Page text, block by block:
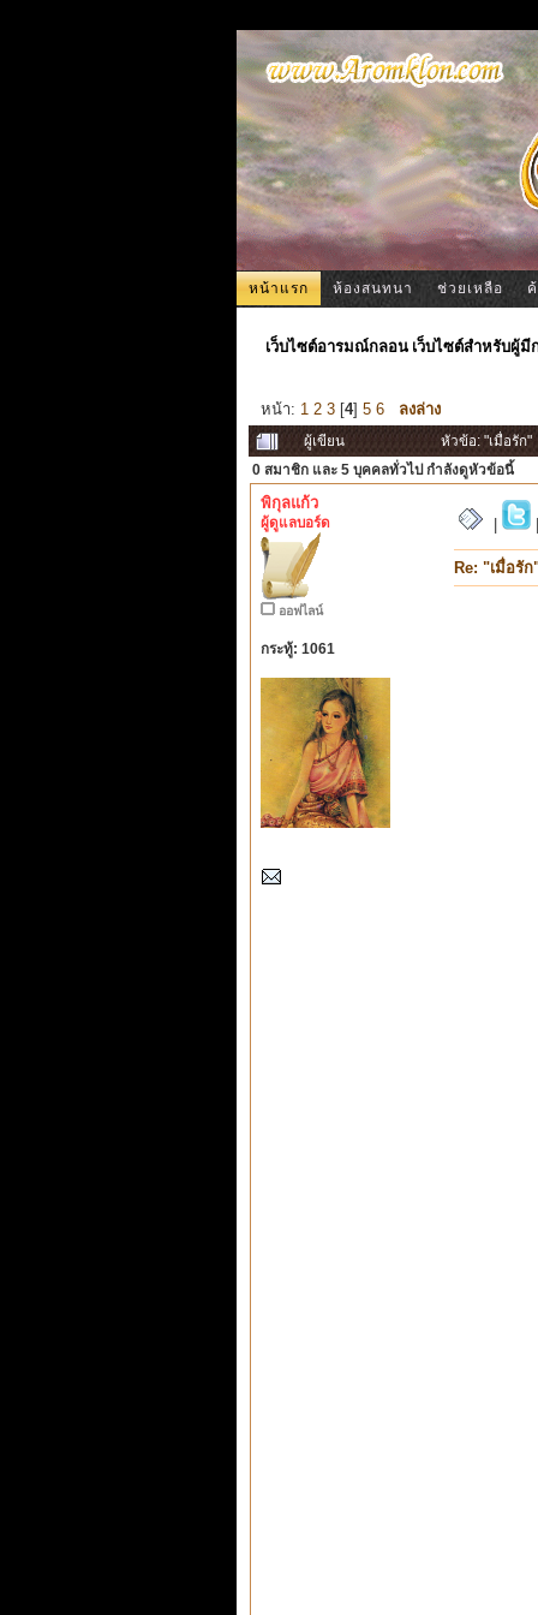
หน้าแรก ห้องสนทนา ช่วยเหลือ
เว็บไซต์อารมณ์กลอน เว็บไซต์สำหรับผู้มี
หน้า: 1 2 3 [4] 5 6 ลงล่าง
ผู้เขียน
หัวข้อ: "เมื่อรัก
0 สมาชิก และ 5 บุคคลทั่วไป กำลังดูหัวข้อนี้
พิกุลแก้ว
ผู้ดูแลบอร์ด
ออฟไลน์
กระทู้: 1061
Re: "เมื่อรัก